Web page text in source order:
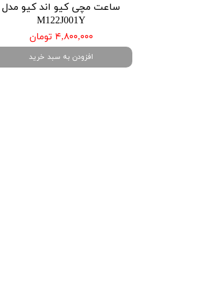
ساعت مچی کیو اند کیو مدل
M122J001Y
۴,۸۰۰,۰۰۰ تومان
افزودن به سبد خرید